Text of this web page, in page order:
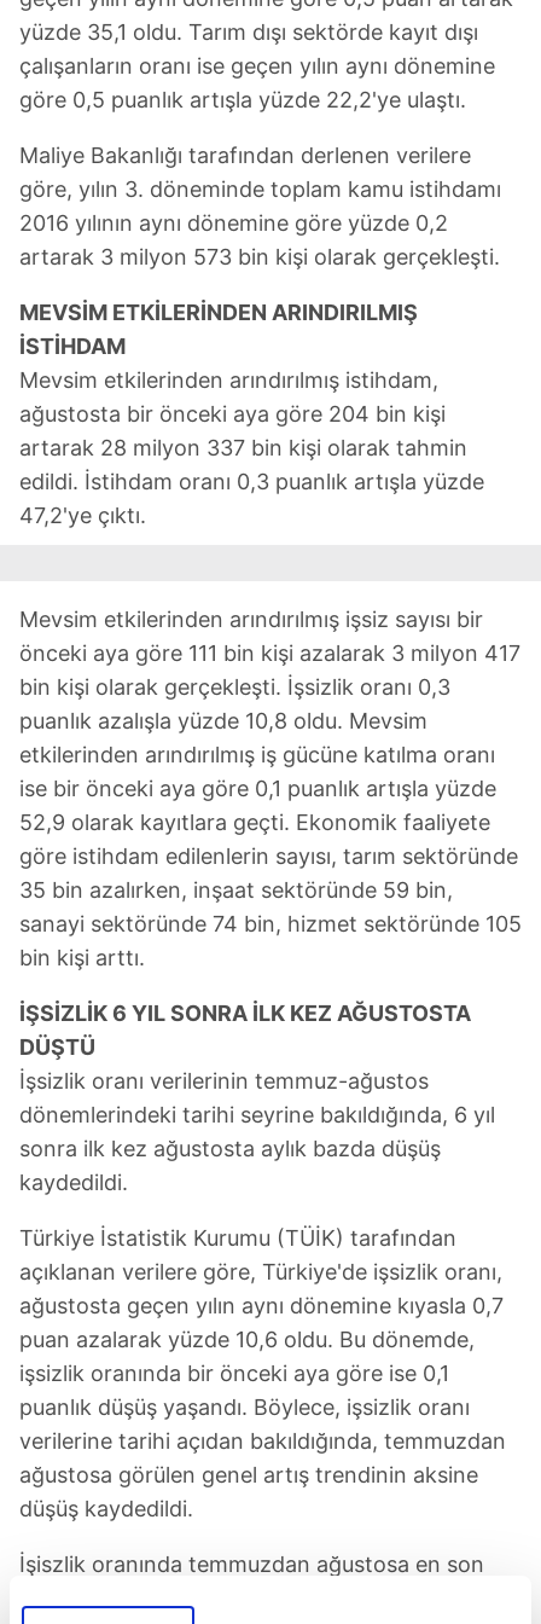
yüzde 35,1 oldu. Tarım dışı sektörde kayıt dışı
çalışanların oranı ise geçen yılın aynı dönemine
göre 0,5 puanlık artışla yüzde 22,2'ye ulaştı.
Maliye Bakanlığı tarafından derlenen verilere
göre, yılın 3. döneminde toplam kamu istihdamı
2016 yılının aynı dönemine göre yüzde 0,2
artarak 3 milyon 573 bin kişi olarak gerçekleşti.
MEVSİM ETKİLERİNDEN ARINDIRILMIŞ
İSTİHDAM
Mevsim etkilerinden arındırılmış istihdam,
ağustosta bir önceki aya göre 204 bin kişi
artarak 28 milyon 337 bin kişi olarak tahmin
edildi. İstihdam oranı 0,3 puanlık artışla yüzde
47,2'ye çıktı.
Mevsim etkilerinden arındırılmış işsiz sayısı bir
önceki aya göre 111 bin kişi azalarak 3 milyon 417
bin kişi olarak gerçekleşti. İşsizlik oranı 0,3
puanlık azalışla yüzde 10,8 oldu. Mevsim
etkilerinden arındırılmış iş gücüne katılma oranı
ise bir önceki aya göre 0,1 puanlık artışla yüzde
52,9 olarak kayıtlara geçti. Ekonomik faaliyete
göre istihdam edilenlerin sayısı, tarım sektöründe
35 bin azalırken, inşaat sektöründe 59 bin,
sanayi sektöründe 74 bin, hizmet sektöründe 105
bin kişi arttı.
İŞSİZLİK 6 YIL SONRA İLK KEZ AĞUSTOSTA
DÜŞTÜ
İşsizlik oranı verilerinin temmuz-ağustos
dönemlerindeki tarihi seyrine bakıldığında, 6 yıl
sonra ilk kez ağustosta aylık bazda düşüş
kaydedildi.
Türkiye İstatistik Kurumu (TÜİK) tarafından
açıklanan verilere göre, Türkiye'de işsizlik oranı,
ağustosta geçen yılın aynı dönemine kıyasla 0,7
puan azalarak yüzde 10,6 oldu. Bu dönemde,
işsizlik oranında bir önceki aya göre ise 0,1
puanlık düşüş yaşandı. Böylece, işsizlik oranı
verilerine tarihi açıdan bakıldığında, temmuzdan
ağustosa görülen genel artış trendinin aksine
düşüş kaydedildi.
İşiszlik oranında temmuzdan ağustosa en son